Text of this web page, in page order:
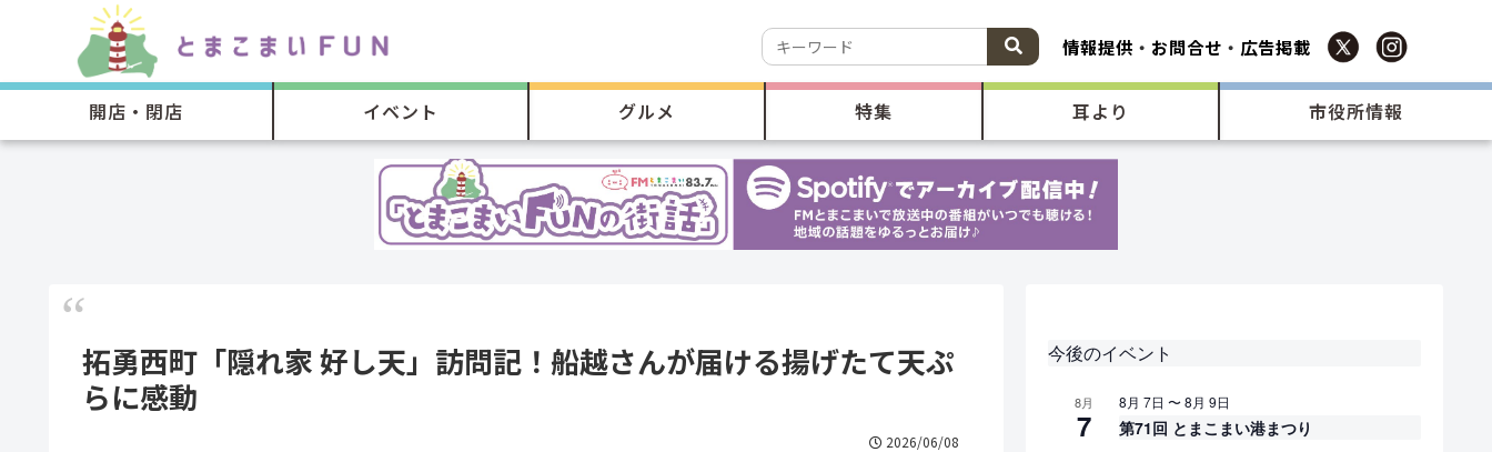
情報提供 ・ お問合せ ・ 広告掲載
開店・閉店 イベント グルメ 特集 耳より 市役所情報
拓勇西町「隠れ家 好し天」訪問記！船越さんが届ける揚げたて天ぷ
らに感動
2026/06/08
今後のイベント
8月
7
8月 7日 〜8月 9日
第71回 とまこまい港まつり